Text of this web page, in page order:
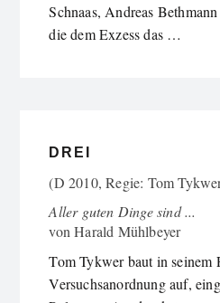
Schnaas, Andreas
die dem Exzess das …
DREI
(D 2010, Regie: Tom
Aller guten Dinge sind ...
vonHarald Mühlbeyer
Tom Tykwer baut in seinem
Versuchsanordnung auf,